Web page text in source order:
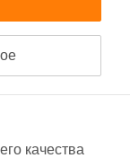
качества